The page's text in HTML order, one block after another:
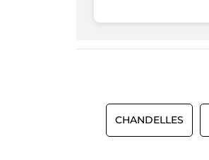
CHANDELLES